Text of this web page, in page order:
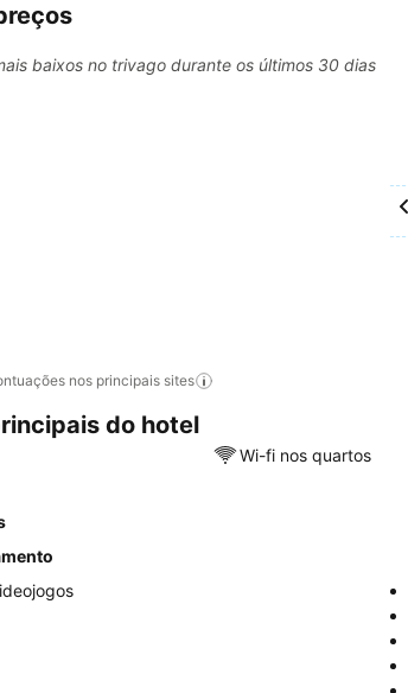
baixos no trivago durante os últimos 30 dias
nos principais sites
do hotel
Wi-fi nos quartos